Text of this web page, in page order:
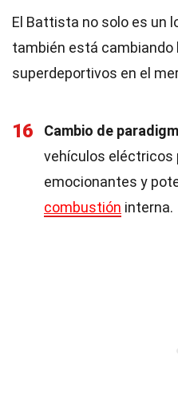
El Battista no solo es un
también está cambiando
superdeportivos en el
16 Cambio de
vehículos eléctricos
emocionantes y
combustión interna.